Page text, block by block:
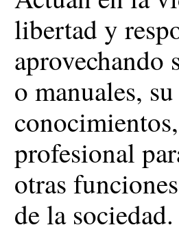
libertad y
aprovechando
o manuales,
profesional
otras
de la sociedad.